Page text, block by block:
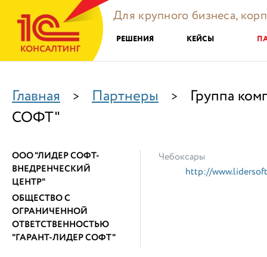
Для крупного бизнеса,
РЕШЕНИЯ КЕЙСЫ
Главная > Партнеры >
Группа
СОФТ"
ООО "ЛИДЕР СОФТ-
ВНЕДРЕНЧЕСКИЙ
ЦЕНТР"
ОБЩЕСТВО С
ОГРАНИЧЕННОЙ
ОТВЕТСТВЕННОСТЬЮ
"ГАРАНТ-ЛИДЕР СОФТ"
Чебоксары
http://